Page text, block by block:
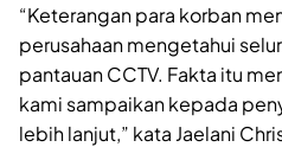
“Keterangan para korban
perusahaan mengetahui
pantauan CCTV. Fakta itu
kami sampaikan kepada
lebih lanjut,” kata Jaelani